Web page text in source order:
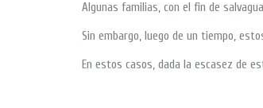
Algunas familias, con el fin de
Sin embargo, luego de un tiempo,
En estos casos, dada la escasez de